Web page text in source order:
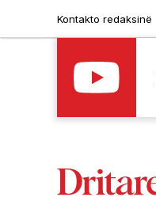
Kontakto redaksinë